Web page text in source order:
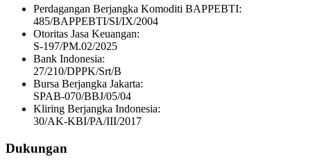
Perdagangan Berjangka Komoditi BAPPEBTI:
485/BAPPEBTI/SI/IX/2004
Otoritas Jasa Keuangan:
S-197/PM.02/2025
Bank Indonesia:
27/210/DPPK/Srt/B
Bursa Berjangka Jakarta:
SPAB-070/BBJ/05/04
Kliring Berjangka Indonesia:
30/AK-KBI/PA/III/2017
Dukungan